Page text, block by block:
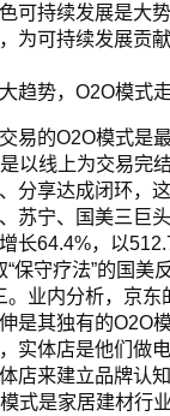
可持续发展是大
为可持续发展贡
大趋势，O2O模
易的O2O模式是
以线上为交易完
分享达成闭环，
苏宁、国美三巨
长64.4%，以
保守疗法”的国美
。业内分析，京
是其独有的O2O
实体店是他们做
店来建立品牌认
式是家居建材行